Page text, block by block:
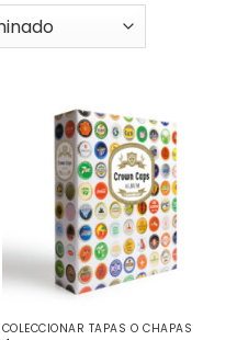
COLECCIONAR TAPAS O CHAPAS